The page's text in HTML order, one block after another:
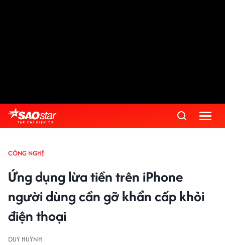
CÔNG NGHỆ
Ứng dụng lừa tiền trên iPhone
người dùng cần gỡ khẩn cấp khỏi
điện thoại
DUY HUỲNH